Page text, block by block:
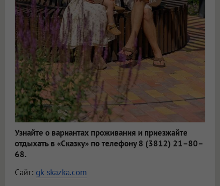
Узнайте о вариантах проживания и приезжайте
отдыхать в «Сказку» по телефону 8 (3812) 21–80–
68.
Сайт: gk-skazka.com